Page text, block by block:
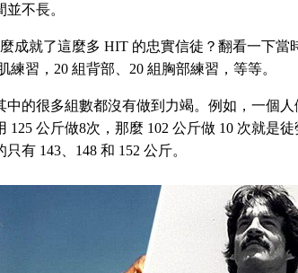
不長。
麼成就了這麼多 HIT 的忠實信徒？翻看一下
練習，20 組背部、20 組胸部練習，等等。
的很多組數都沒有做到力竭。例如，一個
125 公斤做8次，那麼 102 公斤做 10 次就是
有 143、148 和 152 公斤。